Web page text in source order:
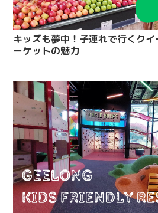
キッズも夢中！子連れで行くク
ーケットの魅力